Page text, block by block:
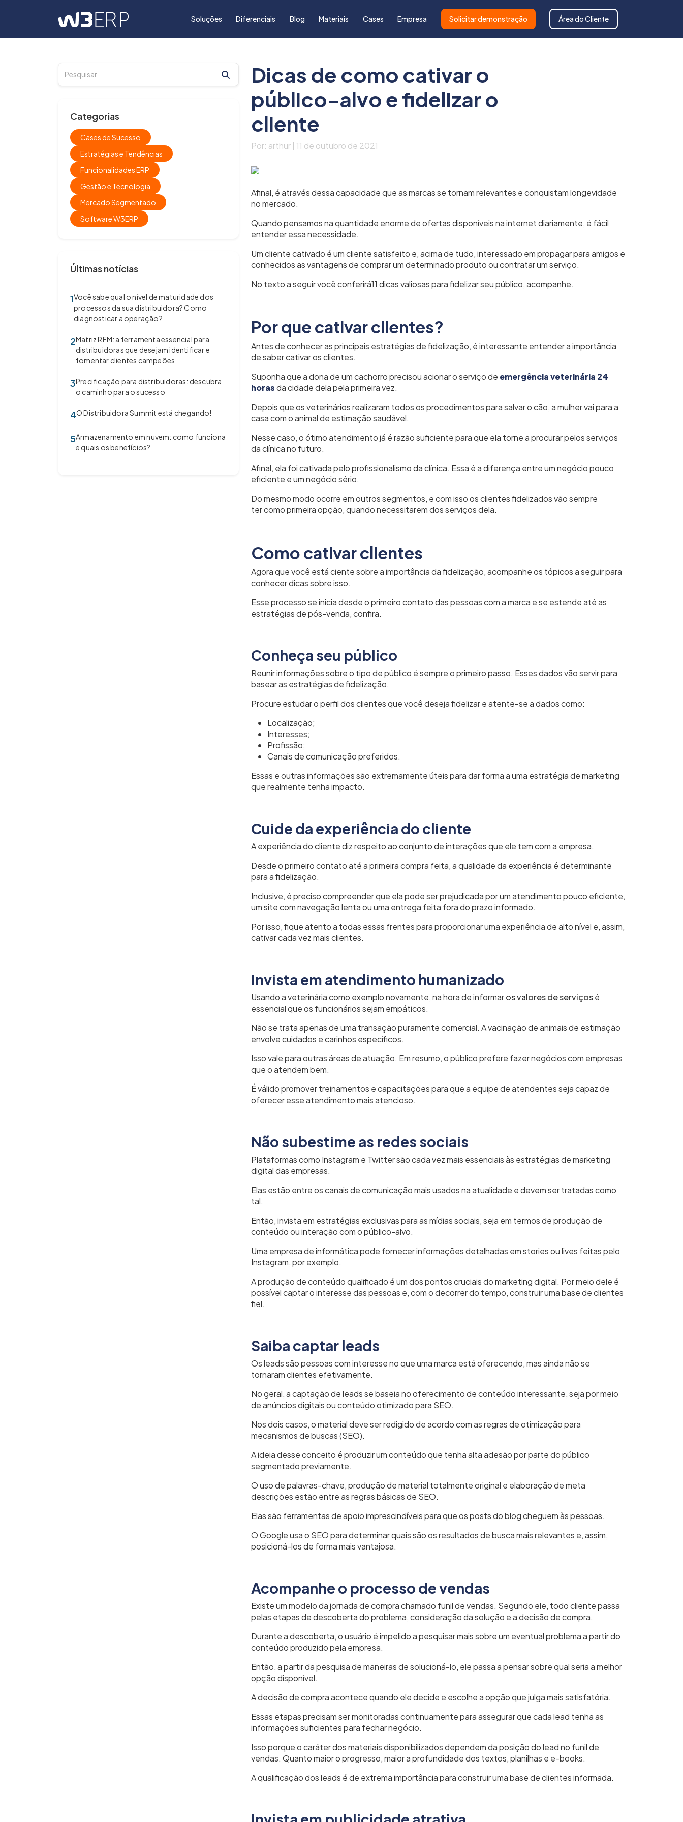
Soluções Diferenciais Blog Materiais Cases Empresa Solicitar demonstração Área do Cliente
Categorias
Cases de Sucesso
Estratégias e Tendências
Funcionalidades ERP
Gestão e Tecnologia
Mercado Segmentado
Software W3ERP
Últimas notícias
1Você sabe qual o nível de maturidade dos
processos da sua distribuidora? Como
diagnosticar a operação?
2Matriz RFM: a ferramenta essencial para
distribuidoras que desejam identificar e
fomentar clientes campeões
3Precificação para distribuidoras: descubra
o caminho para o sucesso
4O Distribuidora Summit está chegando!
5Armazenamento em nuvem: como funciona
e quais os benefícios?
Dicas de como cativar o
público-alvo e fidelizar o
cliente
Por: arthur | 11 de outubro de 2021
Afinal, é através dessa capacidade que as marcas se tornam relevantes e conquistam longevidade
no mercado.
Quando pensamos na quantidade enorme de ofertas disponíveis na internet diariamente, é fácil
entender essa necessidade.
Um cliente cativado é um cliente satisfeito e, acima de tudo, interessado em propagar para amigos e
conhecidos as vantagens de comprar um determinado produto ou contratar um serviço.
No texto a seguir você conferirá11 dicas valiosas para fidelizar seu público, acompanhe.
Por que cativar clientes?
Antes de conhecer as principais estratégias de fidelização, é interessante entender a importância
de saber cativar os clientes.
Suponha que a dona de um cachorro precisou acionar o serviço de emergência veterinária 24
horasda cidade dela pela primeira vez.
Depois que os veterinários realizaram todos os procedimentos para salvar o cão, a mulher vai para a
casa com o animal de estimação saudável.
Nesse caso, o ótimo atendimento já é razão suficiente para que ela torne a procurar pelos serviços
da clínica no futuro.
Afinal, ela foi cativada pelo profissionalismo da clínica. Essa é a diferença entre um negócio pouco
eficiente e um negócio sério.
Do mesmo modo ocorre em outros segmentos, e com isso os clientes fidelizados vão sempre
tercomo primeira opção, quando necessitarem dos serviços dela.
Como cativar clientes
Agora que você está ciente sobre a importância da fidelização, acompanhe os tópicos a seguir para
conhecer dicas sobre isso.
Esse processo se inicia desde o primeiro contato das pessoas com a marca e se estende até as
estratégias de pós-venda, confira.
Conheça seu público
Reunir informações sobre o tipo de público é sempre o primeiro passo. Esses dados vão servir para
basear as estratégias de fidelização.
Procure estudar o perfil dos clientes que você deseja fidelizar e atente-se a dados como:
Localização;
Interesses;
Profissão;
Canais de comunicação preferidos.
Essas e outras informações são extremamente úteis para dar forma a uma estratégia de marketing
que realmente tenha impacto.
Cuide da experiência do cliente
A experiência do cliente diz respeito ao conjunto de interações que ele tem com a empresa.
Desde o primeiro contato até a primeira compra feita, a qualidade da experiência é determinante
para a fidelização.
Inclusive, é preciso compreender que ela pode ser prejudicada por um atendimento pouco eficiente,
um site com navegação lenta ou uma entrega feita fora do prazo informado.
Por isso, fique atento a todas essas frentes para proporcionar uma experiência de alto nível e, assim,
cativar cada vez mais clientes.
Invista em atendimento humanizado
Usando a veterinária como exemplo novamente, na hora de informaros valores de serviçosé
essencial que os funcionários sejam empáticos.
Não se trata apenas de uma transação puramente comercial. A vacinação de animais de estimação
envolve cuidados e carinhos específicos.
Isso vale para outras áreas de atuação. Em resumo, o público prefere fazer negócios com empresas
que o atendem bem.
É válido promover treinamentos e capacitações para que a equipe de atendentes seja capaz de
oferecer esse atendimento mais atencioso.
Não subestime as redes sociais
Plataformas como Instagram e Twitter são cada vez mais essenciais às estratégias de marketing
digital das empresas.
Elas estão entre os canais de comunicação mais usados na atualidade e devem ser tratadas como
tal.
Então, invista em estratégias exclusivas para as mídias sociais, seja em termos de produção de
conteúdo ou interação com o público-alvo.
Uma empresa de informática pode fornecer informações detalhadas em stories ou lives feitas pelo
Instagram, por exemplo.
A produção de conteúdo qualificado é um dos pontos cruciais do marketing digital. Por meio dele é
possível captar o interesse das pessoas e, com o decorrer do tempo, construir uma base de clientes
fiel.
Saiba captar leads
Os leads são pessoas com interesse no que uma marca está oferecendo, mas ainda não se
tornaram clientes efetivamente.
No geral, a captação de leads se baseia no oferecimento de conteúdo interessante, seja por meio
de anúncios digitais ou conteúdo otimizado para SEO.
Nos dois casos, o material deve ser redigido de acordo com as regras de otimização para
mecanismos de buscas (SEO).
A ideia desse conceito é produzir um conteúdo que tenha alta adesão por parte do público
segmentado previamente.
O uso de palavras-chave, produção de material totalmente original e elaboração de meta
descrições estão entre as regras básicas de SEO.
Elas são ferramentas de apoio imprescindíveis para que os posts do blogcheguem às pessoas.
O Google usa o SEO para determinar quais são os resultados de busca mais relevantes e, assim,
posicioná-los de forma mais vantajosa.
Acompanhe o processo de vendas
Existe um modelo da jornada de compra chamado funil de vendas. Segundo ele, todo cliente passa
pelas etapas de descoberta do problema, consideração da solução e a decisão de compra.
Durante a descoberta, o usuário é impelido a pesquisar mais sobre um eventual problema a partir do
conteúdo produzido pela empresa.
Então, a partir da pesquisa de maneiras de solucioná-lo, ele passa a pensar sobre qual seria a melhor
opção disponível.
A decisão de compra acontece quando ele decide e escolhe a opção que julga mais satisfatória.
Essas etapas precisam ser monitoradas continuamente para assegurar que cada lead tenha as
informações suficientes para fechar negócio.
Isso porque o caráter dos materiais disponibilizados dependem da posição do lead no funil de
vendas. Quanto maior o progresso, maior a profundidade dos textos, planilhas e e-books.
A qualificação dos leads é de extrema importância para construir uma base de clientes informada.